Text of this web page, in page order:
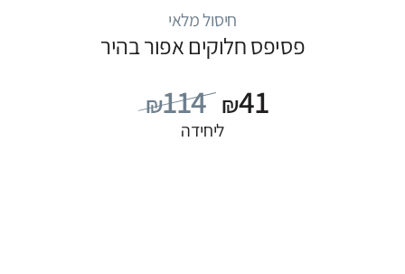
חיסול מלאי
פסיפס חלוקים אפור בהיר
₪114 ₪41
ליחידה